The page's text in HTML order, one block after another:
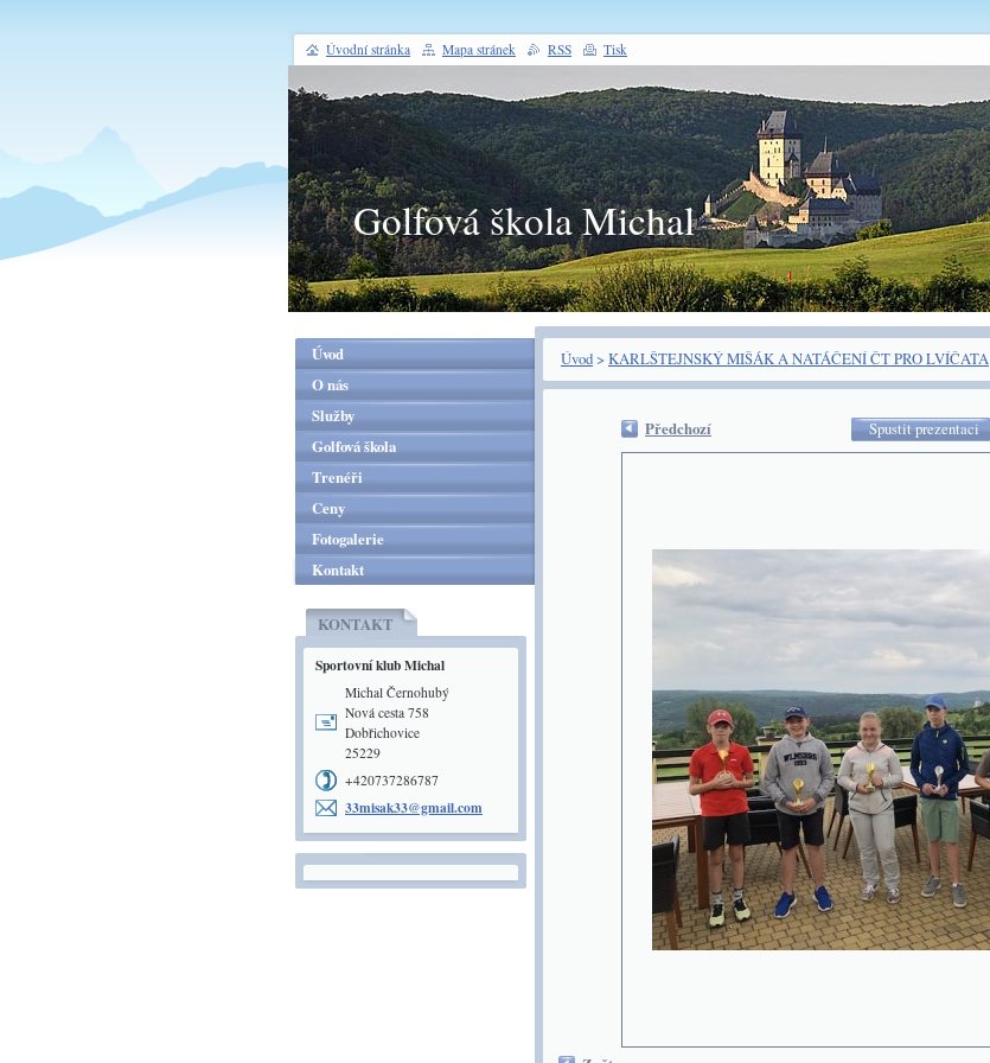
Golfová škola Michal
Úvod> KARLŠTEJNSKÝ MIŠÁK A NATÁČENÍ ČT PRO LVÍČATA
Předchozí Spustit prezentaci
Úvod
O nás
Služby
Golfová škola
Trenéři
Ceny
Fotogalerie
Kontakt
KONTAKT
Sportovní klub Michal
Michal Černohubý
Nová cesta 758
Dobřichovice
25229
+420737286787
33misak33@gmail.com
Úvodní stránka Mapa stránek RSS Tisk